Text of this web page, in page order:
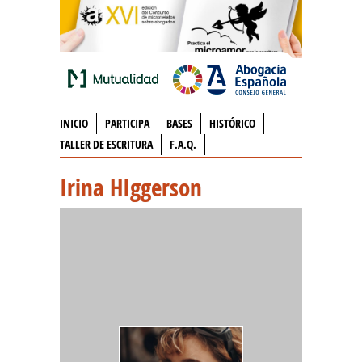
INICIO PARTICIPA BASES
HISTÓRICO
TALLER DE ESCRITURA
F.A.Q.
Irina HIggerson